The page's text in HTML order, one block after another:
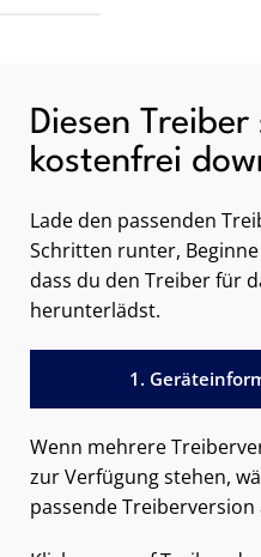
Diesen
kostenfrei
Lade den passenden
Schritten runter,
dass du den Treiber für
herunterlädst.
1.
Wenn mehrere
zur Verfügung stehen,
passende Treiberversion